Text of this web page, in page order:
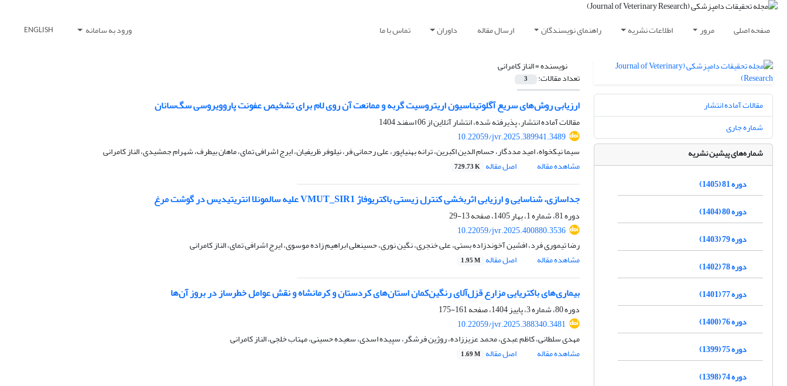
صفحه اصلی مرور اطلاعات نشریه راهنمای نویسندگان ارسال مقاله داوران تماس با ما ورود به سامانه ENGLISH
نویسنده =الناز کامرانی
تعداد مقالات: 3
ارزیابی روش‌های سریع آگلوتیناسیون اریتروسیت گربه و ممانعت آن روی لام برای تشخیص عفونت پاروویروسی سگ‌سانان
مقالات آماده انتشار، پذیرفته شده، انتشار آنلاین از06 اسفند 1404
10.22059/jvr.2025.389941.3489
سیما نیکخواه، امید مددگار، حسام الدین اکبرین، ترانه بهنیاپور، علی رحمانی فر، نیلوفر ظریفیان، ایرج اشرافی تمای، ماهان بیطرف، شهرام جمشیدی، الناز کامرانی
مشاهده مقاله
اصل مقاله 729.73 K
جداسازی، شناسایی و ارزیابی اثربخشی کنترل زیستی باکتریوفاژ VMUT_SIR1 علیه سالمونلا انتریتیدیس در گوشت مرغ
دوره 81، شماره 1، بهار 1405، صفحه
13-29
10.22059/jvr.2025.400880.3536
رضا تیموری فرد، افشین آخوندزاده بستی، علی خنجری، نگین نوری، حسینعلی ابراهیم زاده موسوی، ایرج اشرافی تمای، الناز کامرانی
مشاهده مقاله
اصل مقاله 1.95 M
بیماری‌های باکتریایی مزارع قزل‌آلای رنگین‌کمان استان‌های کردستان و کرمانشاه و نقش عوامل خطر‌ساز در بروز آن‌ها
دوره 80، شماره 3، پاییز 1404، صفحه
161-175
10.22059/jvr.2025.388340.3481
مهدی سلطانی، کاظم عبدی، محمد عزیززاده، روژین فرشگر، سپیده اسدی، سعیده حسینی، مهتاب خلجی، الناز کامرانی
مشاهده مقاله
اصل مقاله 1.69 M
مقالات آماده انتشار
شماره جاری
شماره‌های پیشین نشریه
دوره 81 (1405)
دوره 80 (1404)
دوره 79 (1403)
دوره 78 (1402)
دوره 77 (1401)
دوره 76 (1400)
دوره 75 (1399)
دوره 74 (1398)